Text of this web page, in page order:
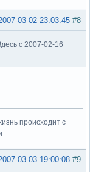
#8
03-02 23:03:45
с 2007-02-16
происходит с
#9
03-03 19:00:08